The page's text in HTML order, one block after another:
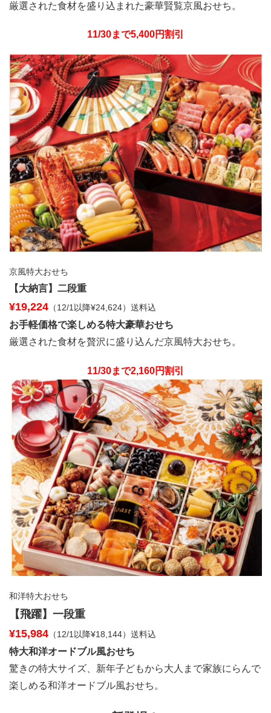
厳選された食材を盛り込まれた豪華賢覧京風おせち。
11/30まで5,400円割引
京風特大おせち
【大納言】二段重
¥19,224 （12/1以降¥24,624）送料込
お手軽価格で楽しめる特大豪華おせち
厳選された食材を贅沢に盛り込んだ京風特大おせち。
11/30まで2,160円割引
和洋特大おせち
【飛躍】一段重
¥15,984 （12/1以降¥18,144）送料込
特大和洋オードブル風おせち
驚きの特大サイズ、新年子どもから大人まで家族にらんで
楽しめる和洋オードブル風おせち。